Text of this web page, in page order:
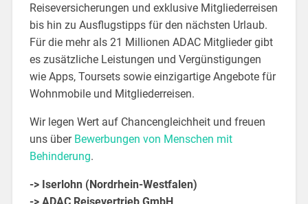
Reiseversicherungen und exklusive Mitgliederreisen
bis hin zu Ausflugstipps für den nächsten Urlaub.
Für die mehr als 21 Millionen ADAC Mitglieder gibt
es zusätzliche Leistungen und Vergünstigungen
wie Apps, Toursets sowie einzigartige Angebote für
Wohnmobile und Mitgliederreisen.
Wir legen Wert auf Chancengleichheit und freuen
uns über Bewerbungen von Menschen mit
Behinderung.
-> Iserlohn (Nordrhein-Westfalen)